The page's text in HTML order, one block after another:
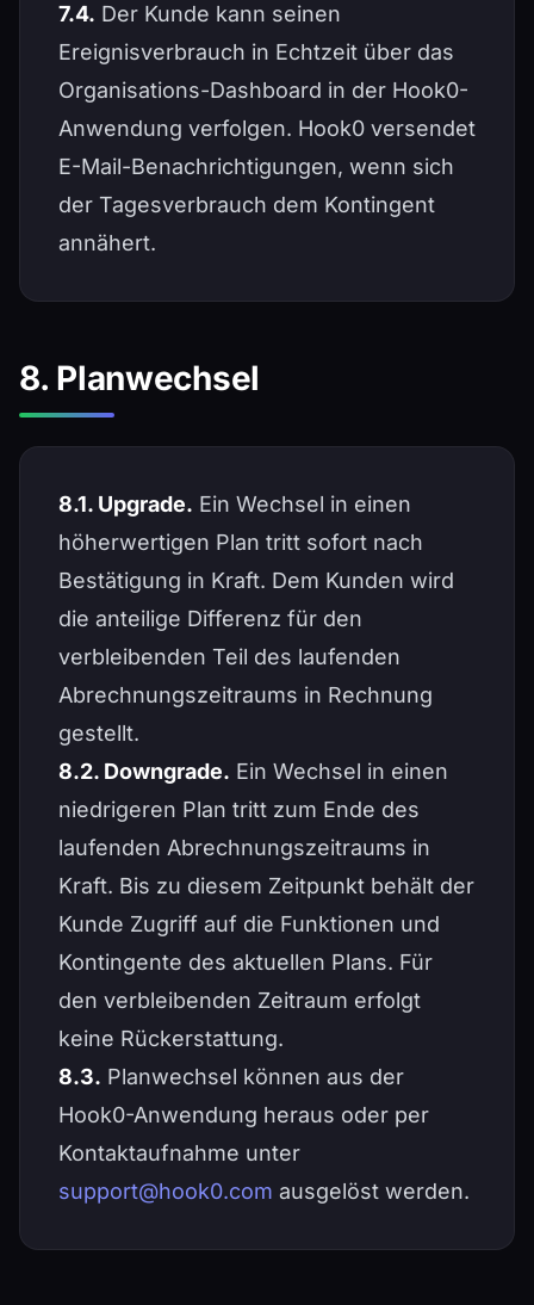
7.4. Der Kunde kann seinen
Ereignisverbrauch in Echtzeit über das
Organisations-Dashboard in der Hook0-
Anwendung verfolgen. Hook0 versendet
E-Mail-Benachrichtigungen, wenn sich
der Tagesverbrauch dem Kontingent
annähert.
8. Planwechsel
8.1. Upgrade. Ein Wechsel in einen
höherwertigen Plan tritt sofort nach
Bestätigung in Kraft. Dem Kunden wird
die anteilige Differenz für den
verbleibenden Teil des laufenden
Abrechnungszeitraums in Rechnung
gestellt.
8.2. Downgrade. Ein Wechsel in einen
niedrigeren Plan tritt zum Ende des
laufenden Abrechnungszeitraums in
Kraft. Bis zu diesem Zeitpunkt behält der
Kunde Zugriff auf die Funktionen und
Kontingente des aktuellen Plans. Für
den verbleibenden Zeitraum erfolgt
keine Rückerstattung.
8.3. Planwechsel können aus der
Hook0-Anwendung heraus oder per
Kontaktaufnahme unter
support@hook0.com ausgelöst werden.